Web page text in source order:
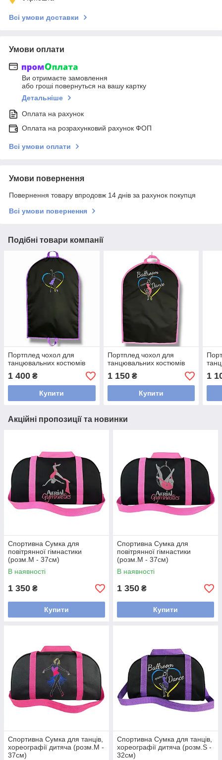
Всі умови доставки
Умови оплати
Ви отримаєте замовлення
або гроші повернуться на вашу картку
Детальніше
Оплата на рахунок
Оплата на розрахунковий рахунок ФОП
Всі умови оплати
Умови повернення
Повернення товару впродовж 14 днів за рахунок покупця
Всі умови повернення
Подібні товари компанії
Портплед чохол для
танцювальних костюмів
1 400 ₴
Купити
Портплед чохол для
танцювальних костюмів
1 150₴
Купити
1
Акційні пропозиції та новинки
Спортивна Сумка для
повітрянної гімнастики
(розм.М - 37см)
В наявності
1 350 ₴
Купити
Спортивна Сумка для
повітрянної гімнастики
(розм.М - 37см)
В наявності
1 350 ₴
Купити
Спортивна Сумка для танців,
хореографії дитяча (розм.M -
37см)
Спортивна Сумка для танців,
хореографії дитяча (розм.S -
32см)